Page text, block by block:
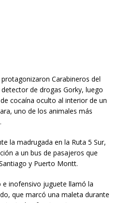
Carabineros del
de drogas Gorky, luego
cocaína oculto al interior de un
uno de los animales más
la madrugada en la Ruta 5 Sur,
a un bus de pasajeros que
y Puerto Montt.
inofensivo juguete llamó la
que marcó una maleta durante